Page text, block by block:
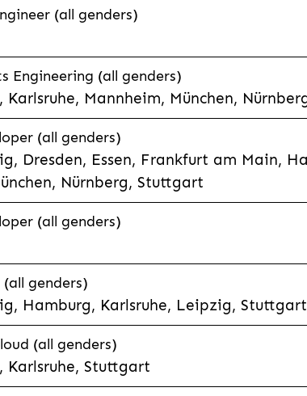
(all genders)
Engineering (all genders)
Mannheim, München,
(all genders)
Dresden, Essen, Frankfurt am Main,
Nürnberg, Stuttgart
(all genders)
genders)
Hamburg, Karlsruhe, Leipzig, Stuttgart
(all genders)
Karlsruhe, Stuttgart